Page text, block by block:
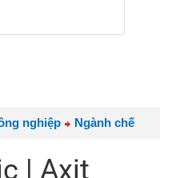
nghiệp
Ngành chế
| Axit